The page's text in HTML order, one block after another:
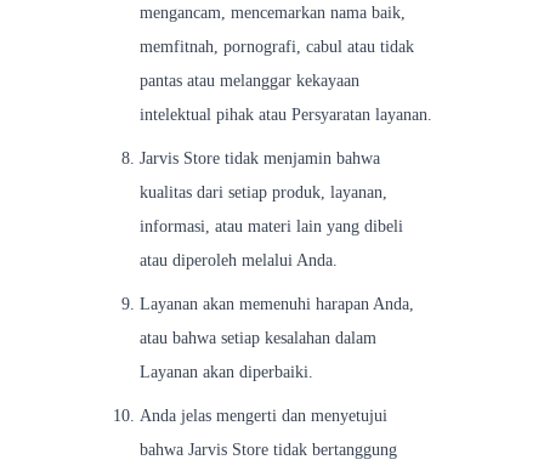
mengancam, mencemarkan nama baik,
memfitnah, pornografi, cabul atau tidak
pantas atau melanggar kekayaan
intelektual pihak atau Persyaratan layanan.
Jarvis Store tidak menjamin bahwa
kualitas dari setiap produk, layanan,
informasi, atau materi lain yang dibeli
atau diperoleh melalui Anda.
Layanan akan memenuhi harapan Anda,
atau bahwa setiap kesalahan dalam
Layanan akan diperbaiki.
Anda jelas mengerti dan menyetujui
bahwa Jarvis Store tidak bertanggung